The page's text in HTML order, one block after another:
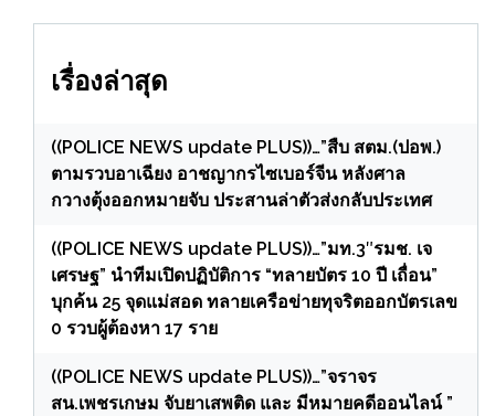
เรื่องล่าสุด
((POLICE NEWS update PLUS))…”สืบ สตม.(ปอพ.)
ตามรวบอาเฉียง อาชญากรไซเบอร์จีน หลังศาล
กวางตุ้งออกหมายจับ ประสานล่าตัวส่งกลับประเทศ
((POLICE NEWS update PLUS))…”มท.3″รมช. เจ
เศรษฐ” นำทีมเปิดปฏิบัติการ “ทลายบัตร 10 ปี เถื่อน”
บุกค้น 25 จุดแม่สอด ทลายเครือข่ายทุจริตออกบัตรเลข
0 รวบผู้ต้องหา 17 ราย
((POLICE NEWS update PLUS))…”จราจร
สน.เพชรเกษม จับยาเสพติด และ มีหมายคดีออนไลน์ ”